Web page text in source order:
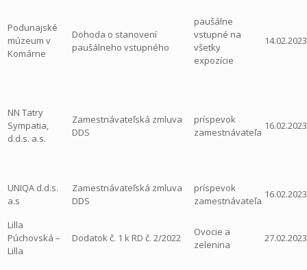
Podunajské
múzeum v
Komárne
Dohoda o stanovení
paušálneho vstupného
paušálne
vstupné na
všetky
expozície
14.02.2023
NN Tatry
Sympatia,
d.d.s. a.s.
Zamestnávateľská zmluva
DDS
príspevok
zamestnávateľa
16.02.2023
UNIQA d.d.s.
a.s
Zamestnávateľská zmluva
DDS
príspevok
zamestnávateľa
16.02.2023
Lilla
Púchovská –
Lilla
Dodatok č. 1 k RD č. 2/2022
Ovocie a
zelenina
27.02.2023